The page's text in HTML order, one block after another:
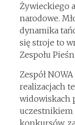
Żywieckiego
narodowe.
dynamika
się stroje to
Zespołu
Zespół
realizacjach
widowiskach
uczestnikiem